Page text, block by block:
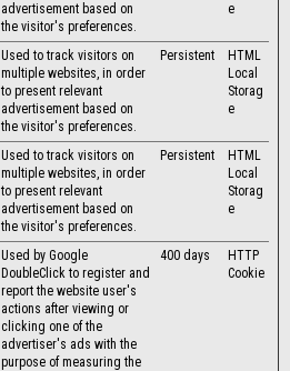
advertisement based on
the visitor's preferences.
e
Used to track visitors on
multiple websites, in order
to present relevant
advertisement based on
the visitor's preferences.
Persistent
HTML
Local
Storag
e
Used to track visitors on
multiple websites, in order
to present relevant
advertisement based on
the visitor's preferences.
Persistent
HTML
Local
Storag
e
Used by Google
DoubleClick to register and
report the website user's
actions after viewing or
clicking one of the
advertiser's ads with the
purpose of measuring the
400 days
HTTP
Cookie